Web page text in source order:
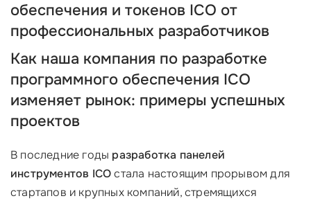
обеспечения и токенов ICO от
профессиональных разработчиков
Как наша компания по разработке
программного обеспечения ICO
изменяет рынок: примеры успешных
проектов
В последние годы разработка панелей
инструментов ICOстала настоящим прорывом для
стартапов и крупных компаний, стремящихся